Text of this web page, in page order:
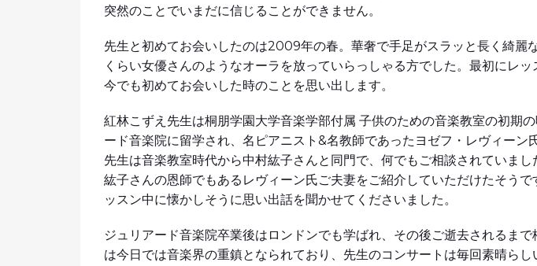
突然のことでいまだに信じることができません。
先生と初めてお会いしたのは2009年の春。華奢で手足がスラッと長く綺
くらい女優さんのようなオーラを放っていらっしゃる方でした。最初にレ
今でも初めてお会いした時のことを思い出します。
紅林こずえ先生は桐朋学園大学音楽学部付属 子供のための音楽教室の初期
ード音楽院に留学され、名ピアニスト&名教師であったヨゼフ・レヴィーン
先生は音楽教室時代から中村紘子さんと同門で、何でもご相談されていま
紘子さんの恩師でもあるレヴィーン氏ご夫妻をご紹介していただけたそう
ッスン中に懐かしそうに思い出話を聞かせてくださいました。
ジュリアード音楽院卒業後はロンドンでも学ばれ、その後ご逝去されるま
は今日では音楽界の重鎮となられており、先生のコンサートは毎回素晴ら